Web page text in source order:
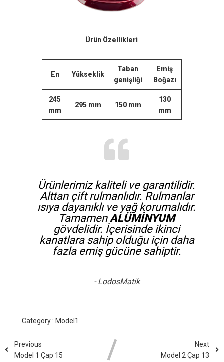
Ürün Özellikleri
En Yükseklik
Taban
genişliği
Emiş
Boğazı
245
mm
295 mm 150 mm
130
mm
Ürünlerimiz kaliteli ve garantilidir.
Alttan çift rulmanlıdır. Rulmanlar
ısıya dayanıklı ve yağ korumalıdır.
TamamenALÜMİNYUM
gövdelidir. İçerisinde ikinci
kanatlara sahip olduğu için daha
fazla emiş gücüne sahiptir.
- LodosMatik
Category : Model1
Previous
Model 1 Çap 15
Next
Model 2 Çap 13